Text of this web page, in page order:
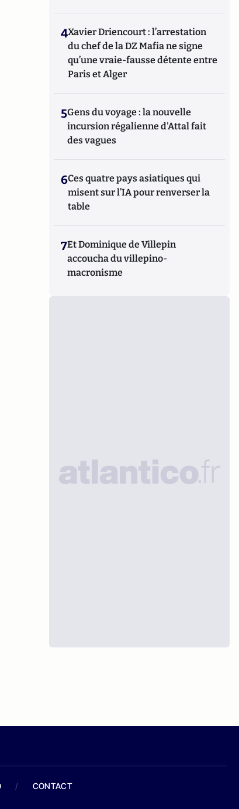
4Xavier Driencourt : l’arrestation
du chef de la DZ Mafia ne signe
qu’une vraie-fausse détente entre
Paris et Alger
5Gens du voyage : la nouvelle
incursion régalienne d'Attal fait
des vagues
6Ces quatre pays asiatiques qui
misent sur l’IA pour renverser la
table
7Et Dominique de Villepin
accoucha du villepino-
macronisme
/ CONTACT